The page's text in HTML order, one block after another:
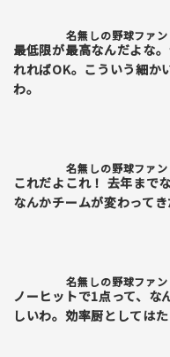
名無しの野球ファン
最低限が最高なんだよな
れればOK。こういう細か
わ。
名無しの野球ファン
これだよこれ！ 去年まで
なんかチームが変わってき
名無しの野球ファン
ノーヒットで1点って、な
しいわ。効率厨としてはた